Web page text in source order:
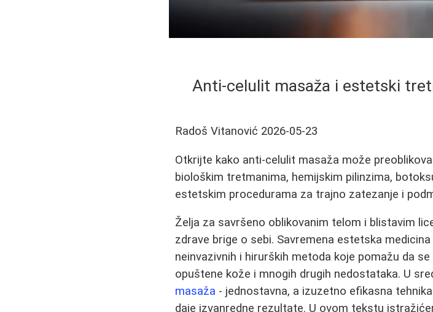
Anti-celulit masaža i estetski
Radoš Vitanović 2026-05-23
Otkrijte kako anti-celulit masaža može
biološkim tretmanima, hemijskim pilinzima,
estetskim procedurama za trajno zatezanje i
Želja za savršeno oblikovanim telom i blistavim
zdrave brige o sebi. Savremena estetska
neinvazivnih i hirurških metoda koje pomažu da
opuštene kože i mnogih drugih nedostataka. U
masaža - jednostavna, a izuzetno efikasna
daje izvanredne rezultate. U ovom tekstu